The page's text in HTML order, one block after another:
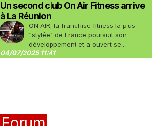
Un second club On Air Fitness arrive
à La Réunion
ON AIR, la franchise fitness la plus
“stylée” de France poursuit son
développement et a ouvert se...
04/07/2025 11:41